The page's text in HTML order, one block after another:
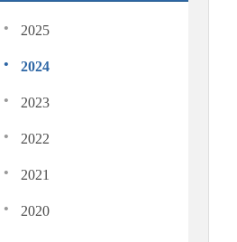
· 2025
· 2024
· 2023
· 2022
· 2021
· 2020